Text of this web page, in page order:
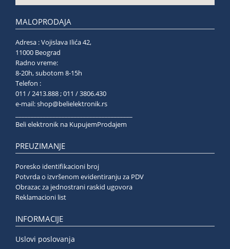
MALOPRODAJA
Adresa : Vojislava Ilića 42,
11000 Beograd
Radno vreme:
8-20h, subotom 8-15h
Telefon :
011 / 2413.888 ; 011 / 3806.430
e-mail:shop@belielektronik.rs
Beli elektronik na KupujemProdajem
PREUZIMANJE
Poresko identifikacioni broj
Potvrda o izvršenom evidentiranju za PDV
Obrazac za jednostrani raskid ugovora
Reklamacioni list
INFORMACIJE
Uslovi poslovanja